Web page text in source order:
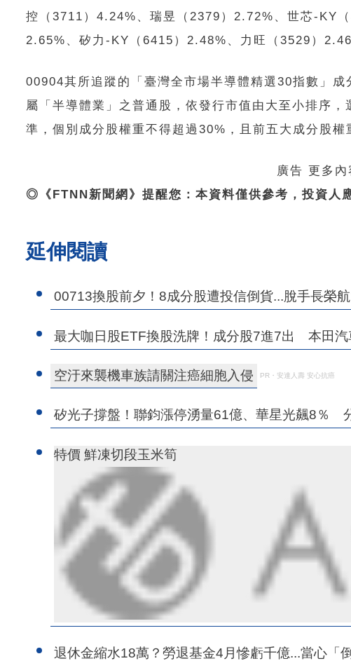
控（3711）4.24%、瑞昱（2379）2.72%、世芯-KY
2.65%、矽力-KY（6415）2.48%、力旺（3529）
00904其所追蹤的「臺灣全市場半導體精選30指數」
屬「半導體業」之普通股，依發行市值由大至小排序
準，個別成分股權重不得超過30%，且前五大成分股權
廣告 更多
◎《FTNN新聞網》提醒您：本資料僅供參考，投資人
延伸閱讀
00713換股前夕！8成分股遭投信倒貨...脫手長榮
最大咖日股ETF換股洗牌！成分股7進7出 本田汽
空汙來襲機車族請關注癌細胞入侵 PR・安達人壽 安心抗癌
矽光子撐盤！聯鈞漲停湧量61億、華星光飆8％
特價 鮮凍切段玉米筍
退休金縮水18萬？勞退基金4月慘虧千億...當心